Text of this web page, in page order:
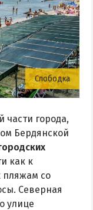
Слободка
города,
Бердянской
как к
пляжам со
Северная
улице